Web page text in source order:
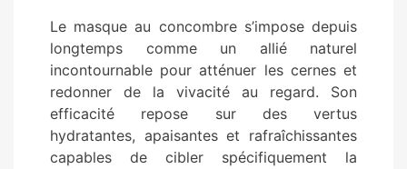
s
t
e
d
n
Le masque au concombre s’impose depuis
longtemps comme un allié naturel
incontournable pour atténuer les cernes et
redonner de la vivacité au regard. Son
efficacité repose sur des vertus
hydratantes, apaisantes et rafraîchissantes
capables de cibler spécifiquement la